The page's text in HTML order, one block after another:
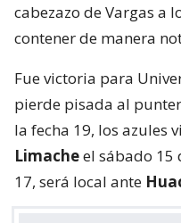
cabezazo de Vargas a
contener de manera
Fue victoria para
pierde pisada al
la fecha 19, los azules
Limacheel sábado 15
17, será local ante